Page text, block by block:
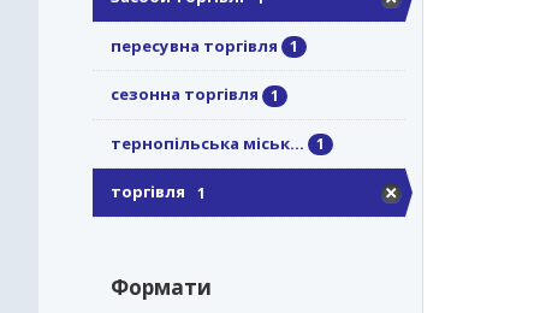
пересувна торгівля 1
сезонна торгівля 1
тернопільська міськ... 1
торгівля 1
Формати